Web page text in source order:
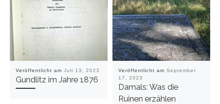
Veröffentlicht am Juli 13, 2023
Gundlitz im Jahre 1876
Veröffentlicht am September
17, 2023
Damals: Was die
Ruinen erzählen